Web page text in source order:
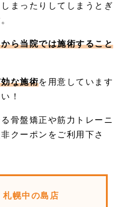
まったりしてしまうとぎ
ら当院では施術すること
な施術を用意しています
！
骨盤矯正や筋力トレーニ
クーポンをご利用下さ
札幌中の島店